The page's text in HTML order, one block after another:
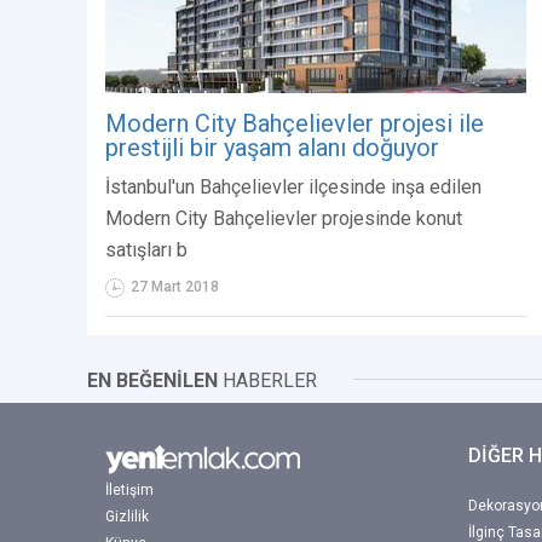
Modern City Bahçelievler projesi ile
prestijli bir yaşam alanı doğuyor
İstanbul'un Bahçelievler ilçesinde inşa edilen
Modern City Bahçelievler projesinde konut
satışları b
27 Mart 2018
EN BEĞENİLEN HABERLER
İletişim
Gizlilik
DİĞER
İlginç